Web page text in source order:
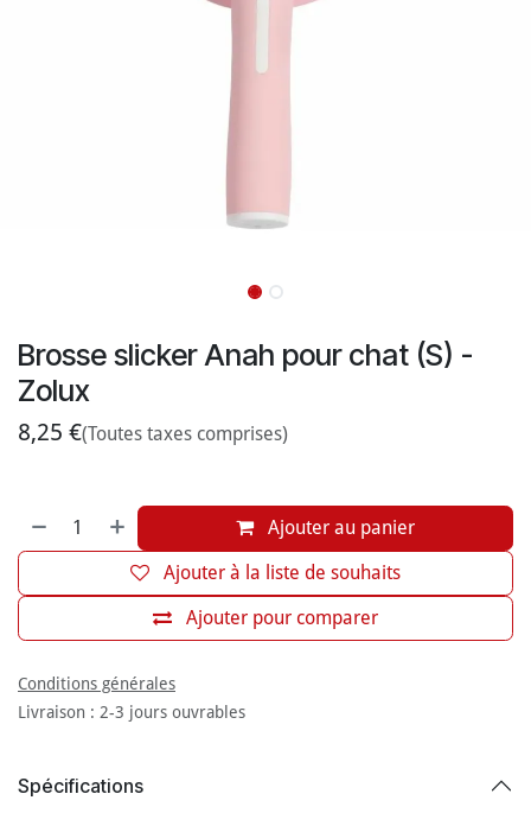
Brosse slicker Anah pour chat (S) -
Zolux
8,25 €(Toutes taxes comprises)
Ajouter au panier
Ajouter pour comparer
Ajouter à la liste de souhaits
Conditions générales
Livraison : 2-3 jours ouvrables
Spécifications